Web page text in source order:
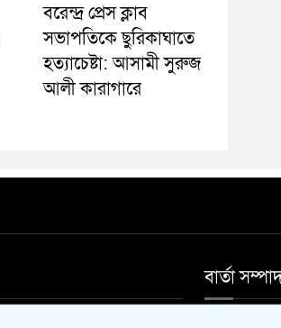
বরেন্দ্র প্রেস ক্লাব
সভাপতিকে ছুরিকাঘাতে
হত্যাচেষ্টা: আসামী সুরুজ
আলী কারাগারে
বার্তা